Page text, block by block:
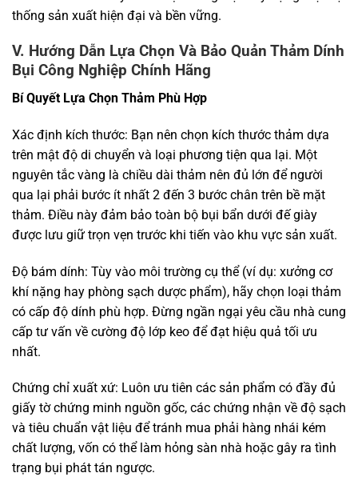
thống sản xuất hiện đại và bền vững.
V. Hướng Dẫn Lựa Chọn Và Bảo Quản Thảm Dính
Bụi Công Nghiệp Chính Hãng
Bí Quyết Lựa Chọn Thảm Phù Hợp
Xác định kích thước: Bạn nên chọn kích thước thảm dựa
trên mật độ di chuyển và loại phương tiện qua lại. Một
nguyên tắc vàng là chiều dài thảm nên đủ lớn để người
qua lại phải bước ít nhất 2 đến 3 bước chân trên bề mặt
thảm. Điều này đảm bảo toàn bộ bụi bẩn dưới đế giày
được lưu giữ trọn vẹn trước khi tiến vào khu vực sản xuất.
Độ bám dính: Tùy vào môi trường cụ thể (ví dụ: xưởng cơ
khí nặng hay phòng sạch dược phẩm), hãy chọn loại thảm
có cấp độ dính phù hợp. Đừng ngần ngại yêu cầu nhà cung
cấp tư vấn về cường độ lớp keo để đạt hiệu quả tối ưu
nhất.
Chứng chỉ xuất xứ: Luôn ưu tiên các sản phẩm có đầy đủ
giấy tờ chứng minh nguồn gốc, các chứng nhận về độ sạch
và tiêu chuẩn vật liệu để tránh mua phải hàng nhái kém
chất lượng, vốn có thể làm hỏng sàn nhà hoặc gây ra tình
trạng bụi phát tán ngược.